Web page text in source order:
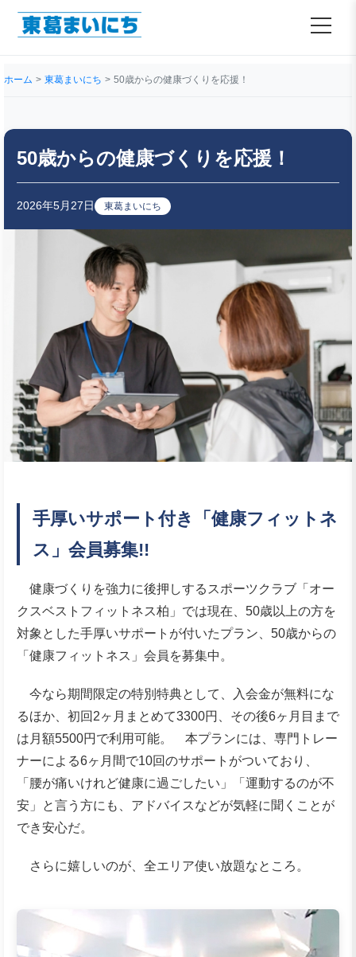
ホーム 東葛まいにち 50歳からの健康づくりを応援！
50歳からの健康づくりを応援！
2026年5月27日 東葛まいにち
手厚いサポート付き「健康フィットネ
ス」会員募集!!
健康づくりを強力に後押しするスポーツクラブ「オー
クスベストフィットネス柏」では現在、50歳以上の方を
対象とした手厚いサポートが付いたプラン、50歳からの
「健康フィットネス」会員を募集中。
今なら期間限定の特別特典として、入会金が無料にな
るほか、初回2ヶ月まとめて3300円、その後6ヶ月目まで
は月額5500円で利用可能。 本プランには、専門トレー
ナーによる6ヶ月間で10回のサポートがついており、
「腰が痛いけれど健康に過ごしたい」「運動するのが不
安」と言う方にも、アドバイスなどが気軽に聞くことが
でき安心だ。
さらに嬉しいのが、全エリア使い放題なところ。